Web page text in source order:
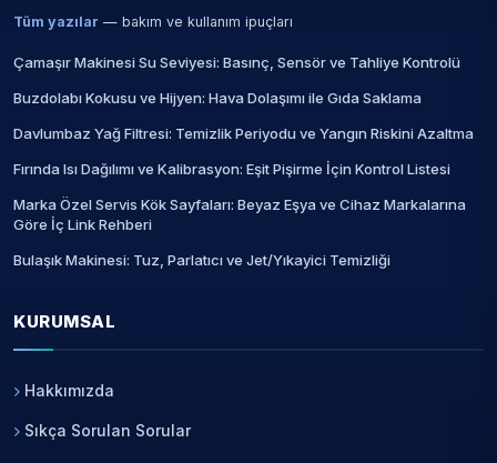
Tüm yazılar — bakım ve kullanım ipuçları
Çamaşır Makinesi Su Seviyesi: Basınç, Sensör ve Tahliye Kontrolü
Buzdolabı Kokusu ve Hijyen: Hava Dolaşımı ile Gıda Saklama
Davlumbaz Yağ Filtresi: Temizlik Periyodu ve Yangın Riskini Azaltma
Fırında Isı Dağılımı ve Kalibrasyon: Eşit Pişirme İçin Kontrol Listesi
Marka Özel Servis Kök Sayfaları: Beyaz Eşya ve Cihaz Markalarına
Göre İç Link Rehberi
Bulaşık Makinesi: Tuz, Parlatıcı ve Jet/Yıkayici Temizliği
KURUMSAL
Hakkımızda
Sıkça Sorulan Sorular